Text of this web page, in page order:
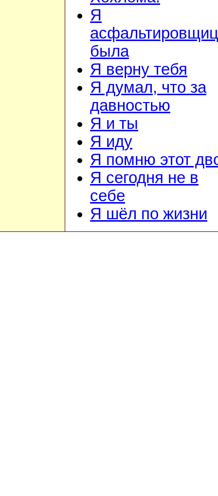
Я
была
Я верну тебя
Я думал, что за
давностью
Я и ты
Я иду
Я помню этот
Я сегодня не в
себе
Я шёл по жизни